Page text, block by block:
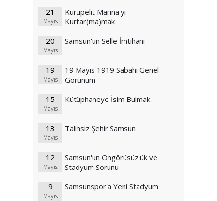
21
Mayıs
Kurupelit Marina'yı
Kurtar(ma)mak
20
Mayıs
Samsun'un Selle İmtihanı
19
Mayıs
19 Mayıs 1919 Sabahı Genel
Görünüm
15
Mayıs
Kütüphaneye İsim Bulmak
13
Mayıs
Talihsiz Şehir Samsun
12
Mayıs
Samsun'un Öngörüsüzlük ve
Stadyum Sorunu
9
Mayıs
Samsunspor'a Yeni Stadyum